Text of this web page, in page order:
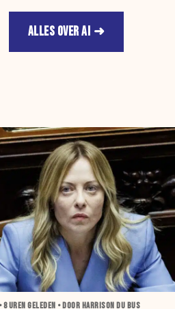
ALLES OVER AI
•8 UREN GELEDEN • DOOR HARRISON DU BUS